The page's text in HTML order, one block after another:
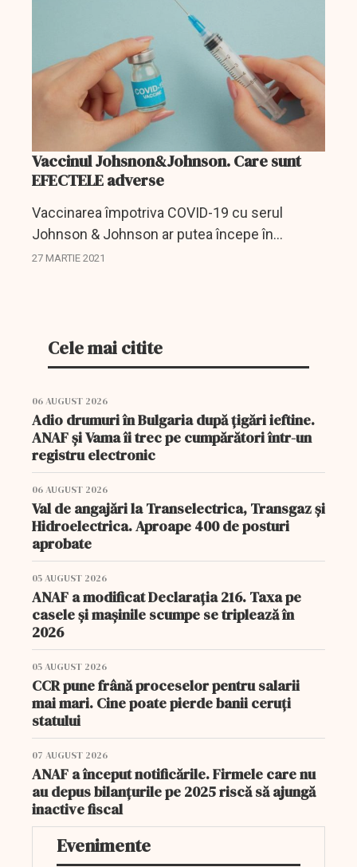
Vaccinul Johsnon&Johnson. Care sunt
EFECTELE adverse
Vaccinarea împotriva COVID-19 cu serul
Johnson & Johnson ar putea începe în
România la jumătatea lunii aprilie, a informat,
27 MARTIE 2021
Cele mai citite
06 AUGUST 2026
Adio drumuri în Bulgaria după țigări ieftine.
ANAF și Vama îi trec pe cumpărători într-un
registru electronic
06 AUGUST 2026
Val de angajări la Transelectrica, Transgaz și
Hidroelectrica. Aproape 400 de posturi
aprobate
05 AUGUST 2026
ANAF a modificat Declarația 216. Taxa pe
casele și mașinile scumpe se triplează în
2026
05 AUGUST 2026
CCR pune frână proceselor pentru salarii
mai mari. Cine poate pierde banii ceruți
statului
07 AUGUST 2026
ANAF a început notificările. Firmele care nu
au depus bilanțurile pe 2025 riscă să ajungă
inactive fiscal
Evenimente